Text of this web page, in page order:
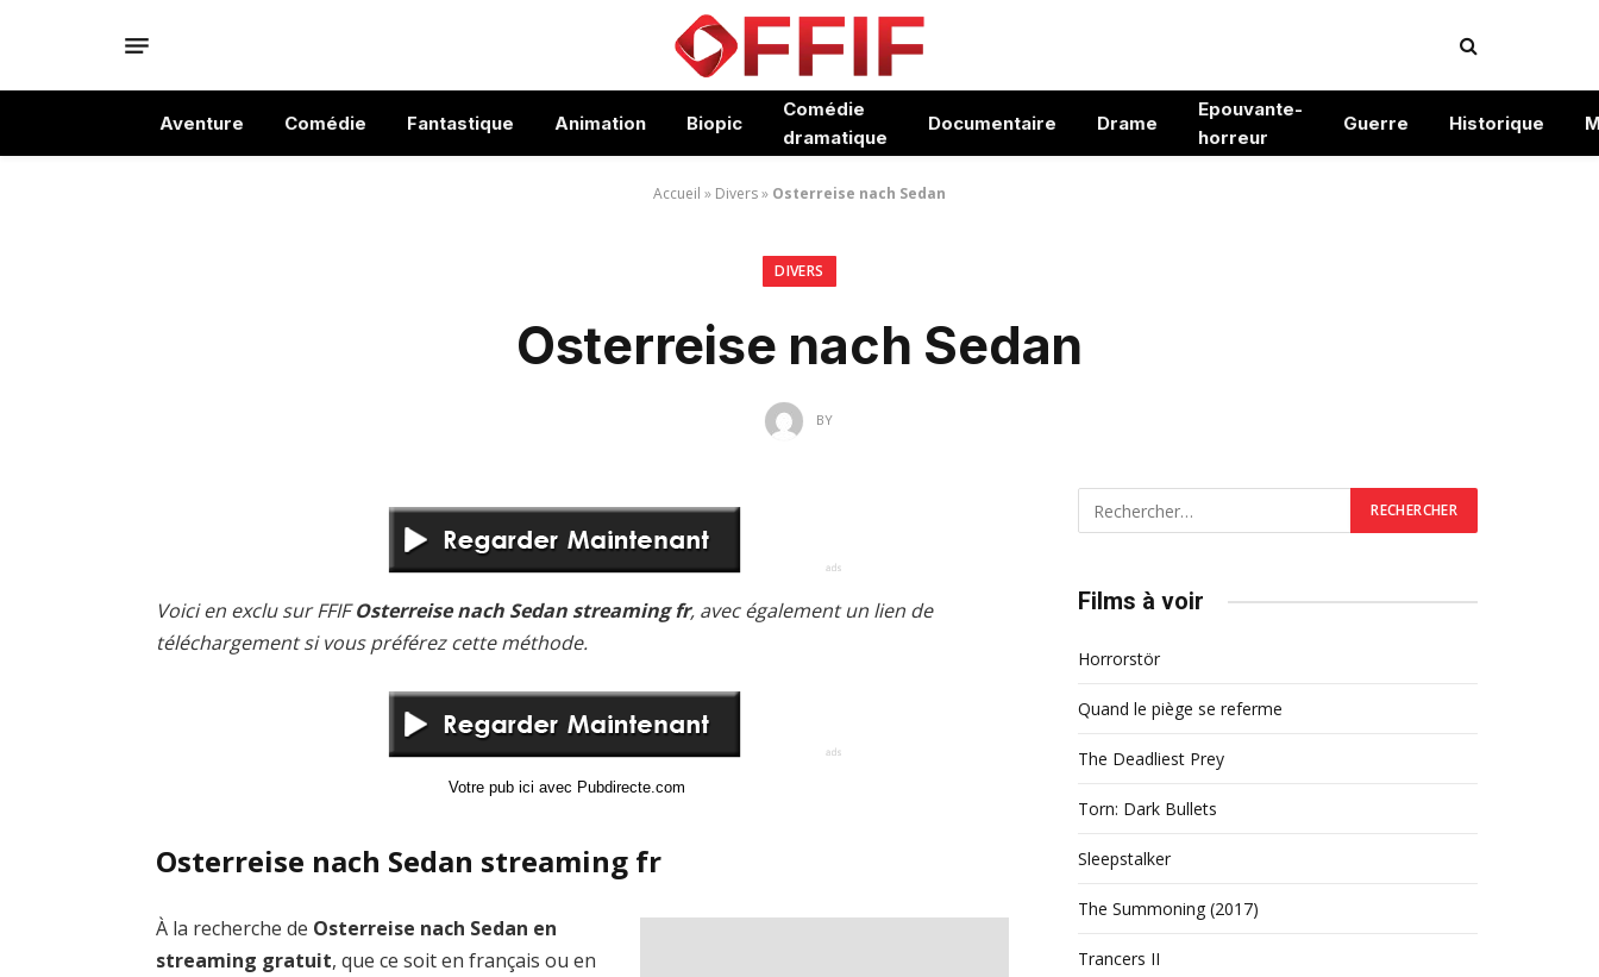
Aventure Comédie Fantastique Animation Biopic
Comédie
dramatique
Documentaire Drame
Epouvante-
horreur
Guerre Historique
Accueil » Divers» Osterreise nach Sedan
DIVERS
Osterreise nach Sedan
BY
Voici en exclu sur FFIFOsterreise nach Sedan streaming fr, avec également un lien de
téléchargement si vous préférez cette méthode.
Votre pub ici avec Pubdirecte.com
Osterreise nach Sedan streaming fr
À la recherche de Osterreise nach Sedan en
streaming gratuit, que ce soit en français ou en
Films à voir
Horrorstör
Quand le piège se referme
The Deadliest Prey
Torn: Dark Bullets
Sleepstalker
The Summoning (2017)
Trancers II